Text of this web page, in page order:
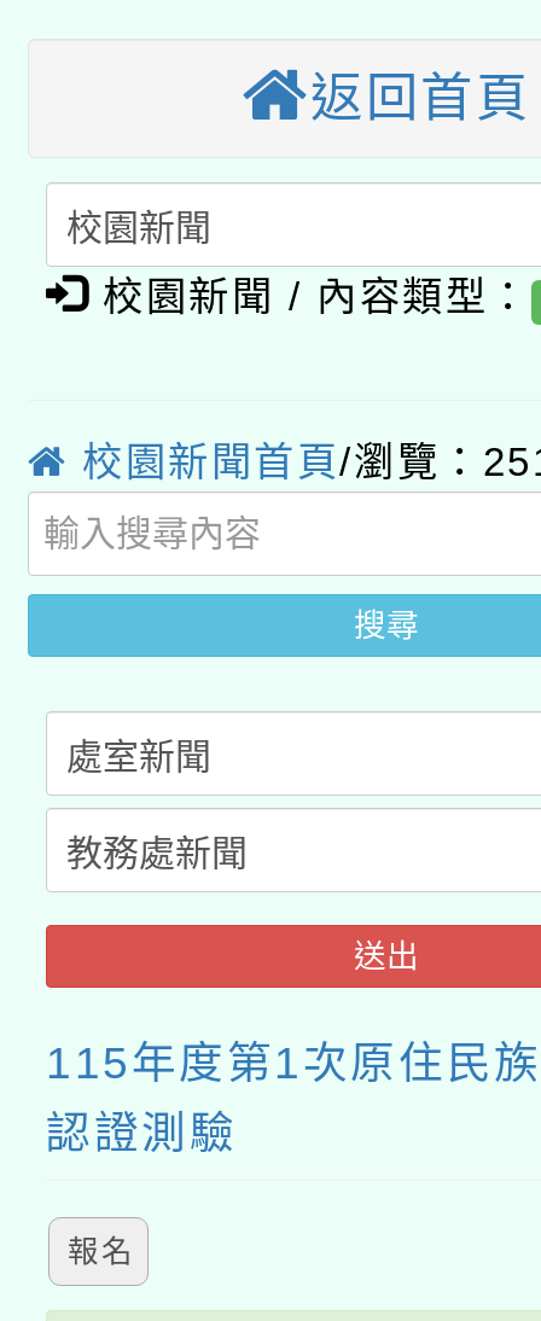
招)
本館辦理115年度閱讀
暨閱讀推動專業研習
科技賦能─人工智慧
礎課程
A3數位素養講師名單
「數位內容與教學軟體
pilot」
有關大陸委員會函釋公
薪期間赴陸應申請許可
轉知經濟部水利署委託
用水績優單位及節水達
動」
桃園市孔廟祈福系列
開 智慧啟航」
2026年桃園地景藝術
返回首頁
校園新聞 / 內容類型：
校園新聞首頁/瀏覽：
搜尋
送出
115年度第1次原住民
認證測驗
報名